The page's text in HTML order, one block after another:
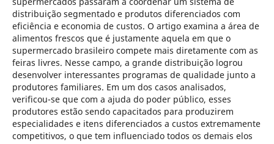
distribuição segmentado e produtos diferenciados com
eficiência e economia de custos. O artigo examina a área de
alimentos frescos que é justamente aquela em que o
supermercado brasileiro compete mais diretamente com as
feiras livres. Nesse campo, a grande distribuição logrou
desenvolver interessantes programas de qualidade junto a
produtores familiares. Em um dos casos analisados,
verificou-se que com a ajuda do poder público, esses
produtores estão sendo capacitados para produzirem
especialidades e itens diferenciados a custos extremamente
competitivos, o que tem influenciado todos os demais elos